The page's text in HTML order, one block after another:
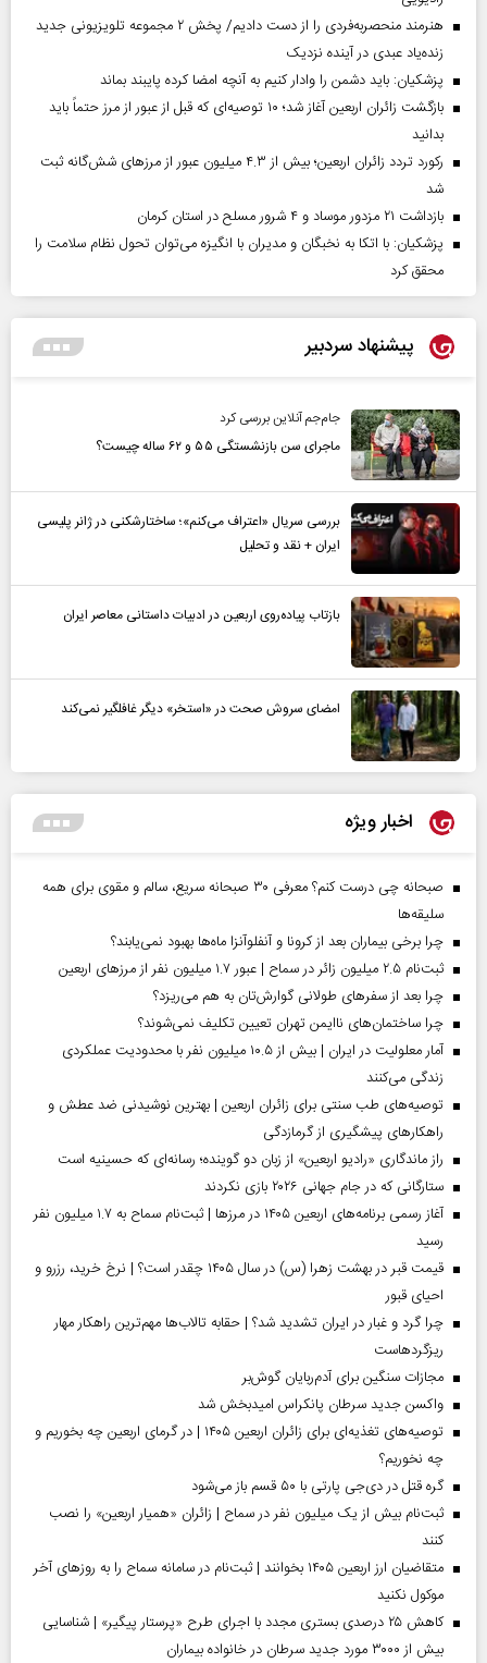
هنرمند منحصر‌به‌فردی را از دست دادیم/ پخش ۲ مجموعه تلویزیونی جدید
زنده‌یاد عبدی در آینده نزدیک
پزشکیان: باید دشمن را وادار کنیم به آنچه امضا کرده پایبند بماند
بازگشت زائران اربعین آغاز شد؛ ۱۰ توصیه‌ای که قبل از عبور از مرز حتماً باید
بدانید
رکورد تردد زائران اربعین؛ بیش از ۴.۳ میلیون عبور از مرزهای شش‌گانه ثبت
شد
بازداشت ۲۱ مزدور موساد و ۴ شرور مسلح در استان کرمان
پزشکیان: با اتکا به نخبگان و مدیران با انگیزه می‌توان تحول نظام سلامت را
محقق کرد
پیشنهاد سردبیر
جام‌جم آنلاین بررسی کرد
ماجرای سن بازنشستگی ۵۵ و ۶۲ ساله چیست؟
بررسی سریال «اعتراف می‌کنم»؛ ساختارشکنی در ژانر پلیسی
ایران + نقد و تحلیل
بازتاب پیاده‌روی اربعین در ادبیات داستانی معاصر ایران
امضای سروش صحت در «استخر» دیگر غافلگیر نمی‌کند
اخبار ویژه
صبحانه چی درست کنم؟ معرفی ۳۰ صبحانه سریع، سالم و مقوی برای همه
سلیقه‌ها
چرا برخی بیماران بعد از کرونا و آنفلوآنزا ماه‌ها بهبود نمی‌یابند؟
ثبت‌نام ۲.۵ میلیون زائر در سماح | عبور ۱.۷ میلیون نفر از مرز‌های اربعین
چرا بعد از سفرهای طولانی گوارش‌تان به هم می‌ریزد؟
چرا ساختمان‌های ناایمن تهران تعیین تکلیف نمی‌شوند؟
آمار معلولیت در ایران | بیش از ۱۰.۵ میلیون نفر با محدودیت عملکردی
زندگی می‌کنند
توصیه‌های طب سنتی برای زائران اربعین | بهترین نوشیدنی ضد عطش و
راهکارهای پیشگیری از گرمازدگی
راز ماندگاری «رادیو اربعین» از زبان دو گوینده؛ رسانه‌ای که حسینیه است
ستارگانی که در جام جهانی ۲۰۲۶ بازی نکردند
آغاز رسمی برنامه‌های اربعین ۱۴۰۵ در مرز‌ها | ثبت‌نام سماح به ۱.۷ میلیون نفر
رسید
قیمت قبر در بهشت زهرا (س) در سال ۱۴۰۵ چقدر است؟ | نرخ خرید، رزرو و
احیای قبور
چرا گرد و غبار در ایران تشدید شد؟ | حقابه تالاب‌ها مهم‌ترین راهکار مهار
ریزگردهاست
مجازات سنگین برای آدم‌ربایان گوش‌بر
واکسن جدید سرطان پانکراس امیدبخش شد
توصیه‌های تغذیه‌ای برای زائران اربعین ۱۴۰۵ | در گرمای اربعین چه بخوریم و
چه نخوریم؟
گره قتل در دی‌جی پارتی با ۵۰ قسم باز می‌شود
ثبت‌نام بیش از یک میلیون نفر در سماح | زائران «همیار اربعین» را نصب
کنند
متقاضیان ارز اربعین ۱۴۰۵ بخوانند | ثبت‌نام در سامانه سماح را به روز‌های آخر
موکول نکنید
کاهش ۲۵ درصدی بستری مجدد با اجرای طرح «پرستار پیگیر» | شناسایی
بیش از ۳۰۰۰ مورد جدید سرطان در خانواده بیماران